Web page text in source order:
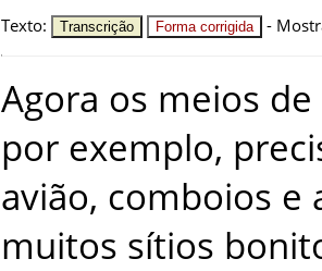
Texto: Transcrição Forma corrigida -
Agora os meios de
por exemplo,
avião, comboios e
muitos sítios